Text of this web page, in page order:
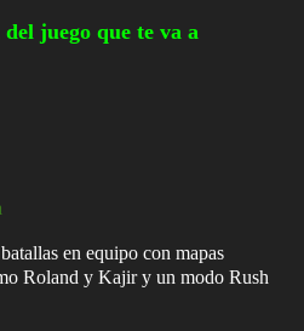
juego que te va a
en equipo con mapas
Roland y Kajir y un modo Rush